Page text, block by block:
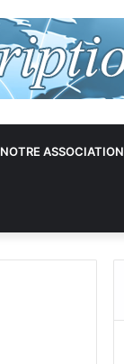
NOTRE ASSOCIATION